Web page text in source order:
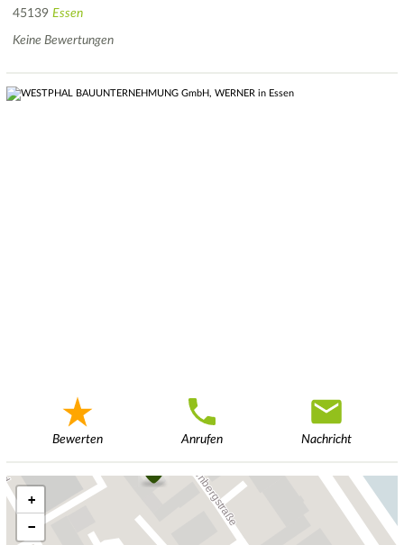
45139 Essen
Keine Bewertungen
Bewerten Anrufen Nachricht
+
−